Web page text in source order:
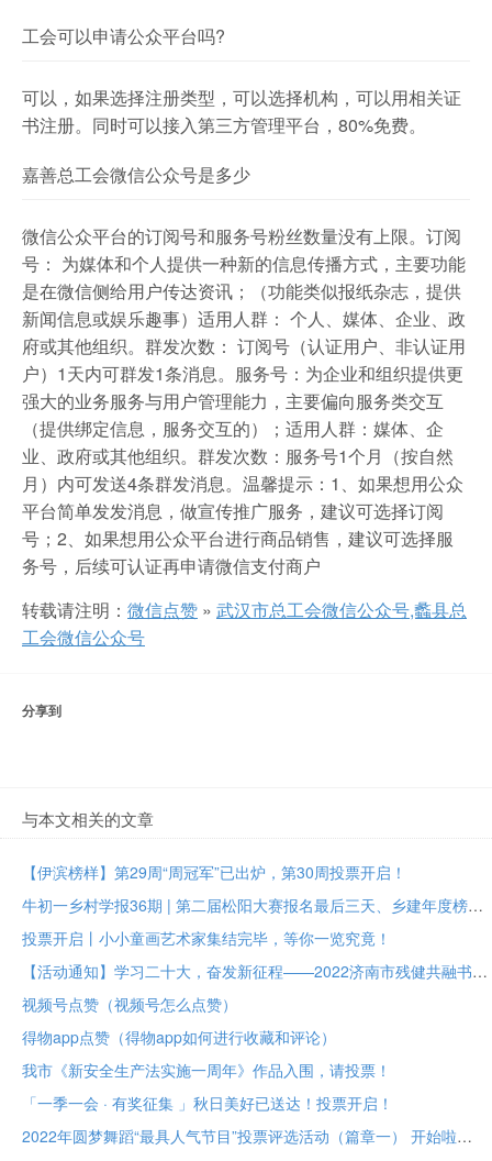
工会可以申请公众平台吗?
可以，如果选择注册类型，可以选择机构，可以用相关证
书注册。同时可以接入第三方管理平台，80%免费。
嘉善总工会微信公众号是多少
微信公众平台的订阅号和服务号粉丝数量没有上限。订阅
号： 为媒体和个人提供一种新的信息传播方式，主要功能
是在微信侧给用户传达资讯；（功能类似报纸杂志，提供
新闻信息或娱乐趣事）适用人群： 个人、媒体、企业、政
府或其他组织。群发次数： 订阅号（认证用户、非认证用
户）1天内可群发1条消息。服务号：为企业和组织提供更
强大的业务服务与用户管理能力，主要偏向服务类交互
（提供绑定信息，服务交互的）；适用人群：媒体、企
业、政府或其他组织。群发次数：服务号1个月（按自然
月）内可发送4条群发消息。温馨提示：1、如果想用公众
平台简单发发消息，做宣传推广服务，建议可选择订阅
号；2、如果想用公众平台进行商品销售，建议可选择服
务号，后续可认证再申请微信支付商户
转载请注明： 微信点赞 » 武汉市总工会微信公众号,蠡县总
工会微信公众号
分享到
与本文相关的文章
【伊滨榜样】第29周“周冠军”已出炉，第30周投票开启！
牛初一乡村学报36期 | 第二届松阳大赛报名最后三天、乡建年度榜样大众投票进行中
投票开启丨小小童画艺术家集结完毕，等你一览究竟！
【活动通知】学习二十大，奋发新征程——2022济南市残健共融书法美术作品展投票评选
视频号点赞（视频号怎么点赞）
得物app点赞（得物app如何进行收藏和评论）
我市《新安全生产法实施一周年》作品入围，请投票！
「一季一会 · 有奖征集 」秋日美好已送达！投票开启！
2022年圆梦舞蹈“最具人气节目”投票评选活动（篇章一） 开始啦